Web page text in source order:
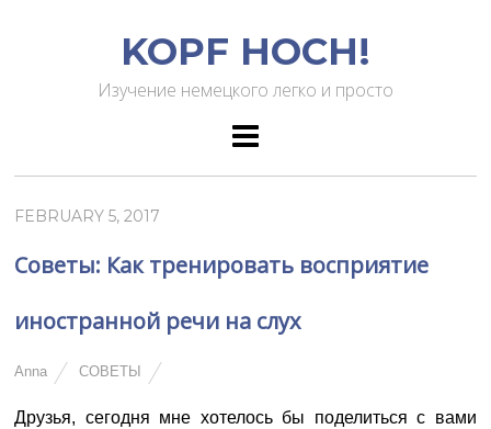
KOPF HOCH!
Изучение немецкого легко и просто
FEBRUARY 5, 2017
Советы: Как тренировать восприятие
иностранной речи на слух
Anna СОВЕТЫ
Друзья, сегодня мне хотелось бы поделиться с вами